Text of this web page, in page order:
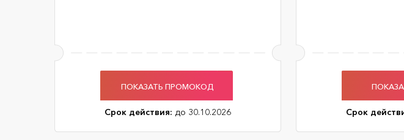
ПОКАЗАТЬ ПРОМОКОД
Срок действия: до 30.10.2026 Срок